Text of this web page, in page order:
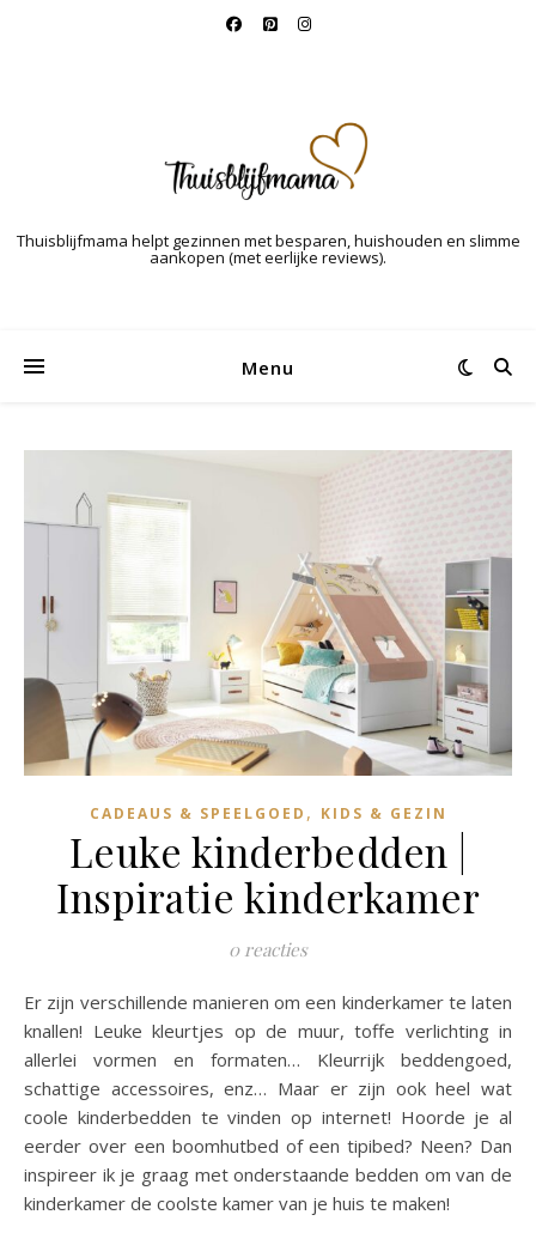
Thuisblijfmama helpt gezinnen met besparen, huishouden en slimme
aankopen (met eerlijke reviews).
Menu
CADEAUS & SPEELGOED , KIDS & GEZIN
Leuke kinderbedden |
Inspiratie kinderkamer
0 reacties
Er zijn verschillende manieren om een kinderkamer te laten
knallen! Leuke kleurtjes op de muur, toffe verlichting in
allerlei vormen en formaten… Kleurrijk beddengoed,
schattige accessoires, enz… Maar er zijn ook heel wat
coole kinderbedden te vinden op internet! Hoorde je al
eerder over een boomhutbed of een tipibed? Neen? Dan
inspireer ik je graag met onderstaande bedden om van de
kinderkamer de coolste kamer van je huis te maken!